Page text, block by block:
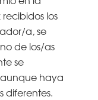
los
a, se
de los/as
se
haya
diferentes.